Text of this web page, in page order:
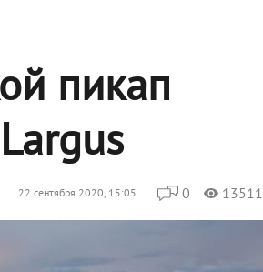
пикап
22 сентября 2020, 15:05 0 13511